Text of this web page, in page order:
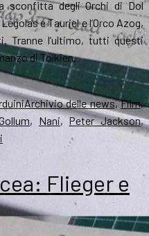
sconfitta degli Orchi di Dol
e Tauriel e l’Orco Azog,
Tranne l’ultimo, tutti questi
di Tolkien.
Categorie
Archivio delle news,Film,
, Nani,Peter Jackson,
cambia
titolo
Flieger e